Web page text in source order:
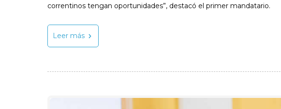
correntinos tengan oportunidades”, destacó el primer mandatario.
Leer más